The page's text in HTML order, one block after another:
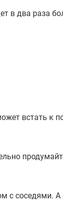
в два раза
встать к
с соседями.